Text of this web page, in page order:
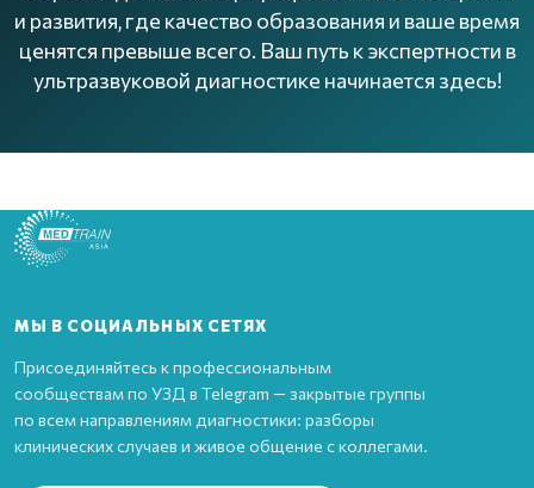
и развития, где качество образования и ваше время
ценятся превыше всего. Ваш путь к экспертности в
ультразвуковой диагностике начинается здесь!
МЫ В СОЦИАЛЬНЫХ СЕТЯХ
Присоединяйтесь к профессиональным
сообществам по УЗД в Telegram — закрытые группы
по всем направлениям диагностики: разборы
клинических случаев и живое общение с коллегами.